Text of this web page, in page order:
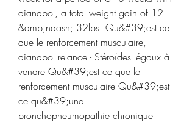
dianabol, a total weight gain of 12
&amp;ndash; 32lbs. Qu&#39;est ce
que le renforcement musculaire,
dianabol relance - Stéroïdes légaux à
vendre Qu&#39;est ce que le
renforcement musculaire Qu&#39;est-
ce qu&#39;une
bronchopneumopathie chronique